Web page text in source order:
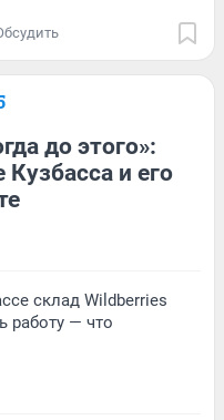
до этого»:
Кузбасса и его
склад Wildberries
работу — что